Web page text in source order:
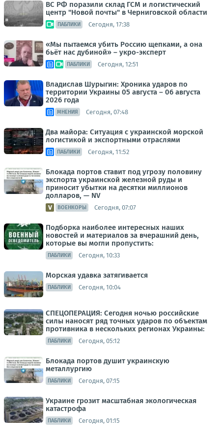
ВС РФ поразили склад ГСМ и логистический
центр "Новой почты" в Черниговской области
ПАБЛИКИ Сегодня, 17:38
«Мы пытаемся убить Россию щепками, а она
бьёт нас дубиной» – укро-эксперт
ПАБЛИКИ Сегодня, 12:51
Владислав Шурыгин: Хроника ударов по
территории Украины 05 августа – 06 августа
2026 года
МНЕНИЯ Сегодня, 07:48
Два майора: Ситуация с украинской морской
логистикой и экспортными отраслями
ПАБЛИКИ Сегодня, 11:52
Блокада портов ставит под угрозу половину
экспорта украинской железной руды и
приносит убытки на десятки миллионов
долларов, — NV
ВОЕНКОРЫ Сегодня, 07:07
Подборка наиболее интересных наших
новостей и материалов за вчерашний день,
которые вы могли пропустить:
ПАБЛИКИ Сегодня, 10:33
Морская удавка затягивается
ПАБЛИКИ Сегодня, 10:04
СПЕЦОПЕРАЦИЯ: Сегодня ночью российские
силы наносят ряд точных ударов по объектам
противника в нескольких регионах Украины:
ПАБЛИКИ Сегодня, 05:12
Блокада портов душит украинскую
металлургию
ПАБЛИКИ Сегодня, 07:15
Украине грозит масштабная экологическая
катастрофа
ПАБЛИКИ Сегодня, 01:15